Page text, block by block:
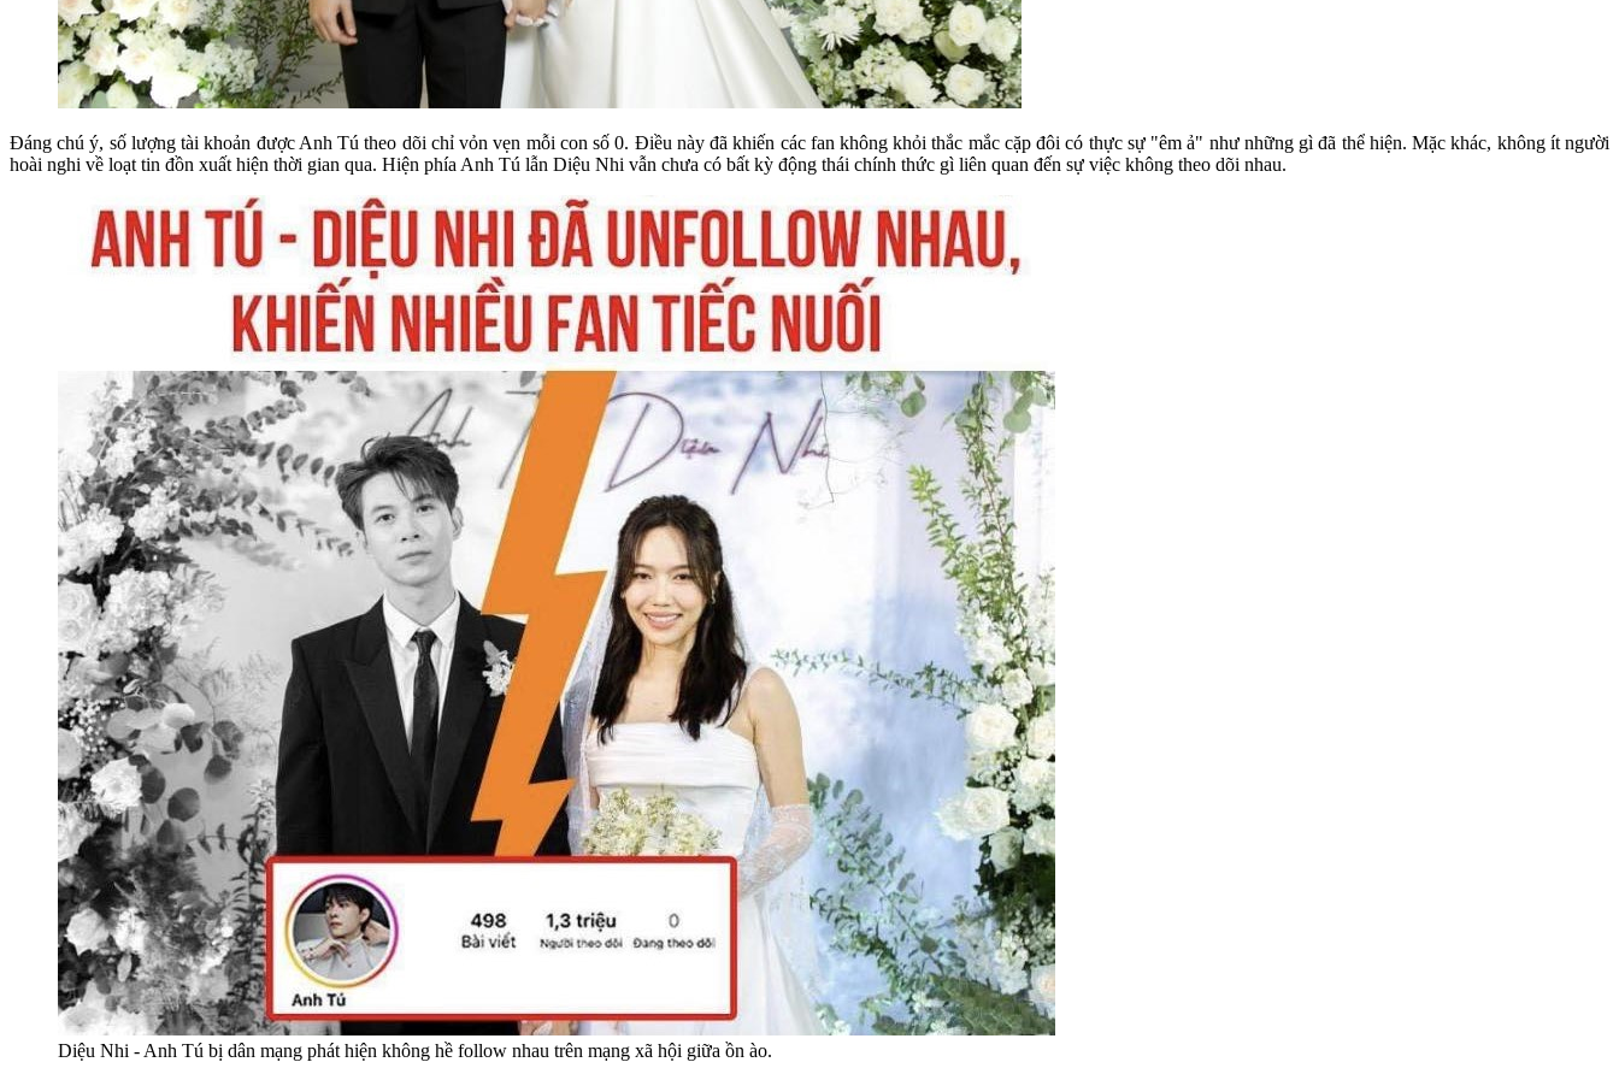
Đáng chú ý, số lượng tài khoản được Anh Tú theo dõi chỉ vỏn vẹn mỗi con số 0. Điều này đã khiến các fan không khỏi thắc mắc cặp đôi có thực sự "êm ả" như những gì đã thể hiện. Mặc khác, không ít người
hoài nghi về loạt tin đồn xuất hiện thời gian qua. Hiện phía Anh Tú lẫn Diệu Nhi vẫn chưa có bất kỳ động thái chính thức gì liên quan đến sự việc không theo dõi nhau.
Diệu Nhi - Anh Tú bị dân mạng phát hiện không hề follow nhau trên mạng xã hội giữa ồn ào.